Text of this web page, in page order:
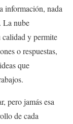
información, nada
La nube
y permite
o respuestas,
que
pero jamás esa
de cada